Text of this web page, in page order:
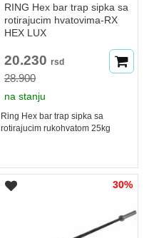
RING Hex bar trap sipka sa
rotirajucim hvatovima-RX
HEX LUX
20.230 rsd
28.900
na stanju
Ring Hex bar trap sipka sa
rotirajucim rukohvatom 25kg
30%